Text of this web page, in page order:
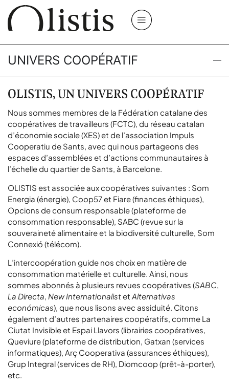
UNIVERS COOPÉRATIF
OLISTIS, UN UNIVERS COOPÉRATIF
Nous sommes membres de la Fédération catalane des
coopératives de travailleurs (FCTC), du réseau catalan
d’économie sociale (XES) et de l’association Impuls
Cooperatiu de Sants, avec qui nous partageons des
espaces d’assemblées et d’actions communautaires à
l’échelle du quartier de Sants, à Barcelone.
OLISTIS est associée aux coopératives suivantes : Som
Energia (énergie), Coop57et Fiare(finances éthiques),
Opcions de consum responsable(plateforme de
consommation responsable), SABC (revue sur la
souveraineté alimentaire et la biodiversité culturelle, Som
Connexió (télécom).
L’intercoopération guide nos choix en matière de
consommation matérielle et culturelle. Ainsi, nous
sommes abonnés à plusieurs revues coopératives (SABC,
La Directa, New Internationalistet Alternativas
económicas), que nous lisons avec assiduité. Citons
également d’autres partenaires coopératifs, comme La
Ciutat Invisibleet Espai Llavors (librairies coopératives,
Queviure(plateforme de distribution, Gatxan (services
informatiques), Arç Cooperativa (assurances éthiques),
Grup Integral(services de RH), Diomcoop(prêt-à-porter),
etc.